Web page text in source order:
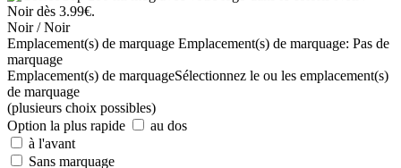
Noir / Noir
Emplacement(s) de marquage Emplacement(s) de marquage: Pas de
marquage
Emplacement(s) de marquageSélectionnez le ou les emplacement(s)
de marquage
(plusieurs choix possibles)
Option la plus rapide
au dos
à l'avant
Sans marquage